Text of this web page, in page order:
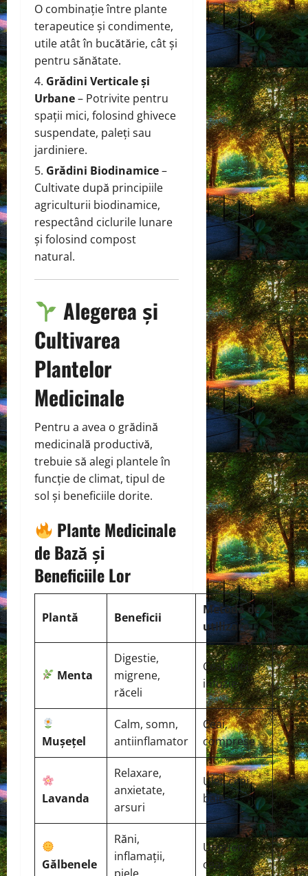
O combinație între plante
terapeutice și condimente,
utile atât în bucătărie, cât și
pentru sănătate.
Grădini Verticale și
Urbane– Potrivite pentru
spații mici, folosind ghivece
suspendate, paleți sau
jardiniere.
Grădini Biodinamice–
Cultivate după principiile
agriculturii biodinamice,
respectând ciclurile lunare
și folosind compost
natural.
Alegerea și
Cultivarea
Plantelor
Medicinale
Pentru a avea o grădină
medicinală productivă,
trebuie să alegi plantele în
funcție de climat, tipul de
sol și beneficiile dorite.
Plante Medicinale
de Bază și
Beneficiile Lor
Plantă Beneficii
Metodă de
utilizare
Menta
Digestie,
migrene,
răceli
Ceai, ulei,
infuzie
Mușețel
Calm, somn,
antiinflamator
Ceai,
comprese
Lavanda
Relaxare,
anxietate,
arsuri
Ulei, ceai,
baie
Gălbenele
Răni,
inflamații,
Unguent,
ceai